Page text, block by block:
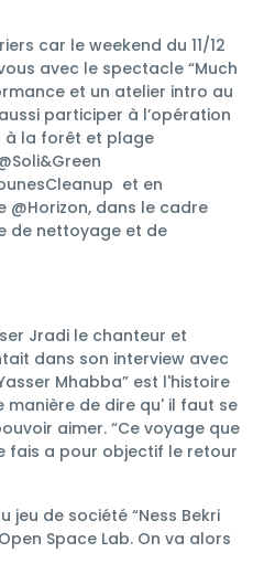
car le weekend du 11/12
avec le spectacle “Much
participer à l’opération
à la forêt et plage
et en
dans le cadre
de nettoyage et de
Jradi le chanteur et
dans son interview avec
Mhabba” est l'histoire
manière de dire qu' il faut se
aimer. “Ce voyage que
fais a pour objectif le retour
jeu de société “Ness Bekri